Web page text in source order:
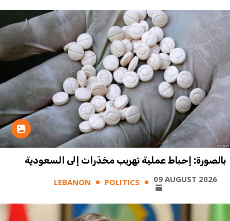
بالصورة: إحباط عملية تهريب مخدّرات إلى السعودية
LEBANON POLITICS 09 AUGUST 2026